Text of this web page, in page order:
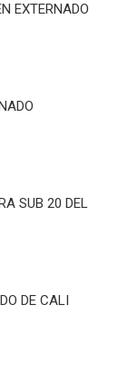
EXTERNADO
SUB 20 DEL
DE CALI